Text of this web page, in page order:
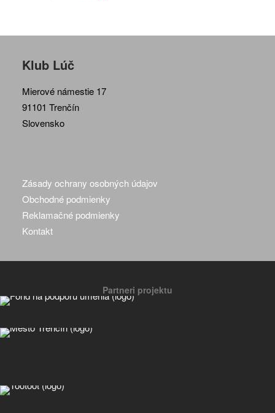
Klub Lúč
Mierové námestie 17
91101 Trenčín
Slovensko
Zásady ochrany osobných údajov
Obchodné podmienky
Reklamačné podmienky
Kontakt
Partneri projektu